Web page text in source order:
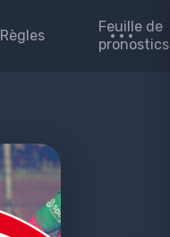
Règles
Feuille de
pronostics